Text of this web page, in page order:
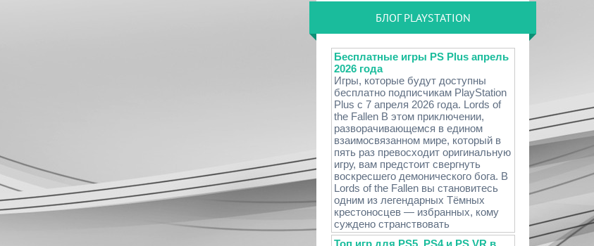
БЛОГ PLAYSTATION
Бесплатные игры PS Plus апрель
2026 года
Игры, которые будут доступны
бесплатно подписчикам PlayStation
Plus с 7 апреля 2026 года. Lords of
the Fallen В этом приключении,
разворачивающемся в едином
взаимосвязанном мире, который в
пять раз превосходит оригинальную
игру, вам предстоит свергнуть
воскресшего демонического бога. В
Lords of the Fallen вы становитесь
одним из легендарных Тёмных
крестоносцев — избранных, кому
суждено странствовать
Топ игр для PS5, PS4 и PS VR в